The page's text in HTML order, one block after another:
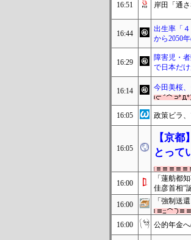
16:51 岸田「通
16:44
出生率「
から2050
16:29
障害児・
で日本だ
16:14 今田美桜
16:05 政策ビラ
16:05
【京
とって
16:00
「蓮舫都
佳彦首相”
16:00 「強制送
16:00 公的年金